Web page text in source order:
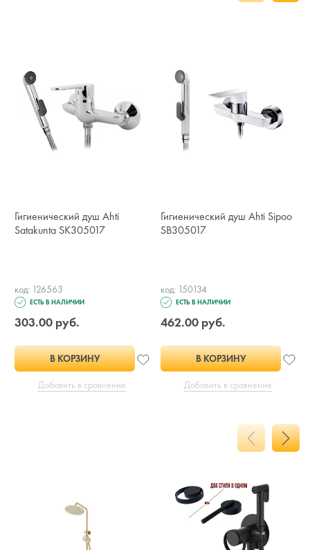
Гигиенический душ Ahti
Satakunta SK305017
код: 126563
ЕСТЬ В НАЛИЧИИ
303.00 руб.
В КОРЗИНУ
Добавить в сравнение
Гигиенический душ Ahti Sipoo
SB305017
код: 150134
ЕСТЬ В НАЛИЧИИ
462.00 руб.
В КОРЗИНУ
Добавить в сравнение